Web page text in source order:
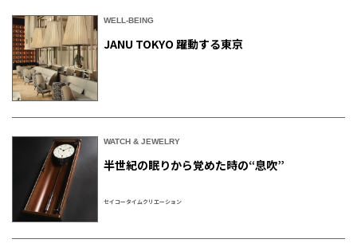
WELL-BEING
JANU TOKYO 躍動する東京
WATCH & JEWELRY
半世紀の眠りから覚めた時の“息吹”
セイコータイムクリエーション